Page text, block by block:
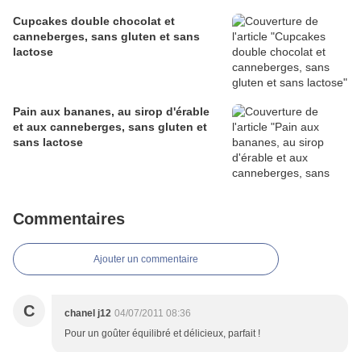
Cupcakes double chocolat et
canneberges, sans gluten et sans
lactose
Pain aux bananes, au sirop d'érable
et aux canneberges, sans gluten et
sans lactose
Commentaires
Ajouter un commentaire
C chanel j12 04/07/2011 08:36
Pour un goûter équilibré et délicieux, parfait !